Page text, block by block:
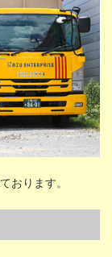
おります。